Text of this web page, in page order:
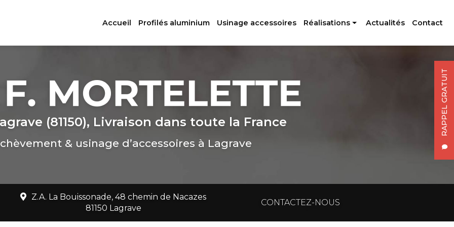
RAPPEL GRATUIT
Accueil Profilés aluminium Usinage accessoires Réalisations Actualités Contact
(81150), Livraison dans toute la France
& usinage d’accessoires à Lagrave
Z.A. La Bouissonade, 48 chemin de Nacazes
81150 Lagrave
CONTACTEZ-NOUS